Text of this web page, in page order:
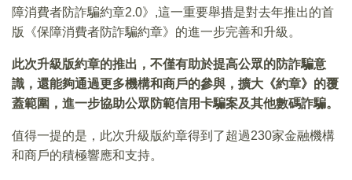
障消費者防詐騙約章2.0》,這一重要舉措是對去年推出的首
版《保障消費者防詐騙約章》的進一步完善和升級。
此次升級版約章的推出，不僅有助於提高公眾的防詐騙意
識，還能夠通過更多機構和商戶的參與， 擴大《約章》 的覆
蓋範圍，進一步協助公眾防範信用卡騙案及其他數碼詐騙。
值得一提的是，此次升級版約章得到了超過230家金融機構
和商戶的積極響應和支持。